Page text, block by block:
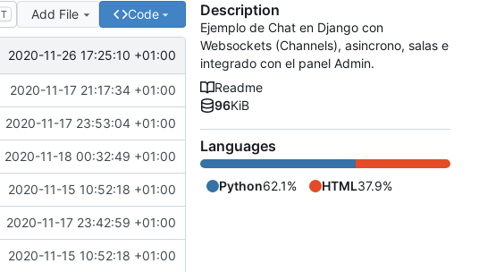
T Add File Code
2020-11-26 17:25:10 +01:00
2020-11-17 21:17:34 +01:00
2020-11-17 23:53:04 +01:00
2020-11-18 00:32:49 +01:00
2020-11-15 10:52:18 +01:00
2020-11-17 23:42:59 +01:00
2020-11-15 10:52:18 +01:00
Description
Ejemplo de Chat en Django con
Websockets (Channels), asincrono, salas e
integrado con el panel Admin.
Readme
96KiB
Languages
Python62.1% HTML37.9%